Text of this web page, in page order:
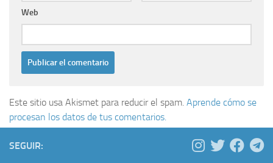
Web
Este sitio usa Akismet para reducir el spam. Aprende cómo se
procesan los datos de tus comentarios.
SEGUIR: